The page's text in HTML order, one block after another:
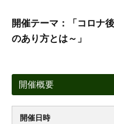
開催テーマ：「コロナ
のあり方とは～」
開催概要
開催日時